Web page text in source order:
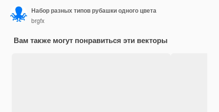
Набор разных типов рубашки одного цвета
brgfx
Вам также могут понравиться эти векторы